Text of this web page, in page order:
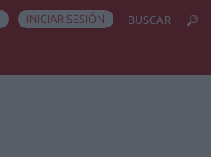
INICIAR SESIÓN BUSCAR